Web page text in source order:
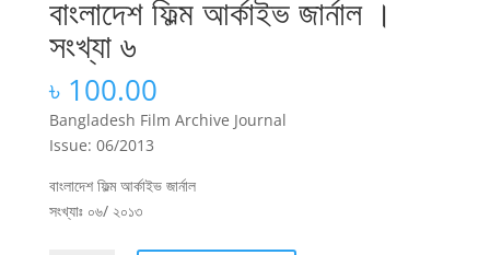
বাংলাদেশ ফিল্ম আর্কাইভ জার্নাল ।
সংখ্যা ৬
৳ 100.00
Bangladesh Film Archive Journal
Issue: 06/2013
বাংলাদেশ ফিল্ম আর্কাইভ জার্নাল
সংখ্যাঃ ০৬/ ২০১৩